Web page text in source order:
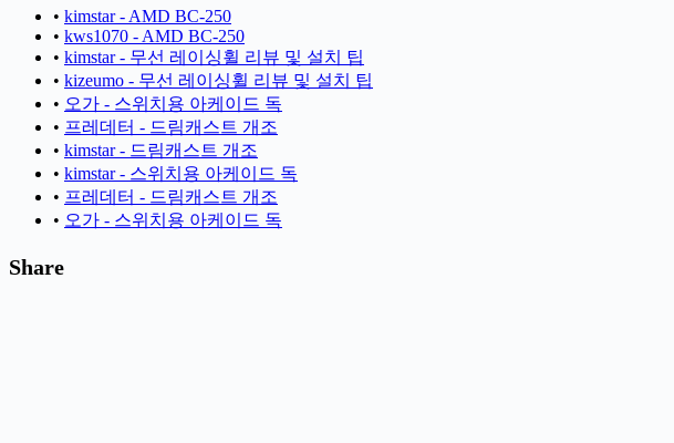
• kimstar - AMD BC-250
• kws1070 - AMD BC-250
• kimstar - 무선 레이싱휠 리뷰 및 설치 팁
• kizeumo - 무선 레이싱휠 리뷰 및 설치 팁
• 오가 - 스위치용 아케이드 독
• 프레데터 - 드림캐스트 개조
• kimstar - 드림캐스트 개조
• kimstar - 스위치용 아케이드 독
• 프레데터 - 드림캐스트 개조
• 오가 - 스위치용 아케이드 독
Share